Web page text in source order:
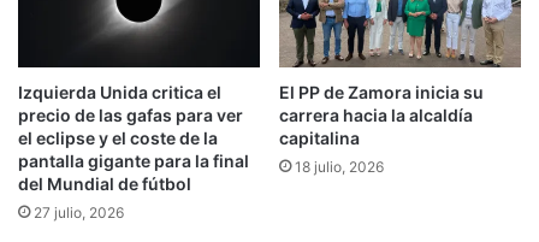
Izquierda Unida critica el
precio de las gafas para ver
el eclipse y el coste de la
pantalla gigante para la final
del Mundial de fútbol
27 julio, 2026
El PP de Zamora inicia su
carrera hacia la alcaldía
capitalina
18 julio, 2026